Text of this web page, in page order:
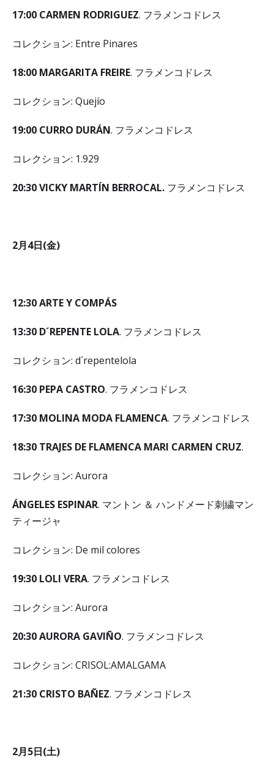
17:00 CARMEN RODRIGUEZ. フラメンコドレス
コレクション: Entre Pinares
18:00 MARGARITA FREIRE. フラメンコドレス
コレクション: Quejío
19:00 CURRO DURÁN. フラメンコドレス
コレクション: 1.929
20:30 VICKY MARTÍN BERROCAL. フラメンコドレス
2月4日(金)
12:30 ARTE Y COMPÁS
13:30 D´REPENTE LOLA. フラメンコドレス
コレクション: d´repentelola
16:30 PEPA CASTRO. フラメンコドレス
17:30 MOLINA MODA FLAMENCA. フラメンコドレス
18:30 TRAJES DE FLAMENCA MARI CARMEN CRUZ.
コレクション: Aurora
ÁNGELES ESPINAR. マントン ＆ ハンドメード刺繍マン
ティージャ
コレクション: De mil colores
19:30 LOLI VERA. フラメンコドレス
コレクション: Aurora
20:30 AURORA GAVIÑO. フラメンコドレス
コレクション: CRISOL:AMALGAMA
21:30 CRISTO BAÑEZ. フラメンコドレス
2月5日(土)